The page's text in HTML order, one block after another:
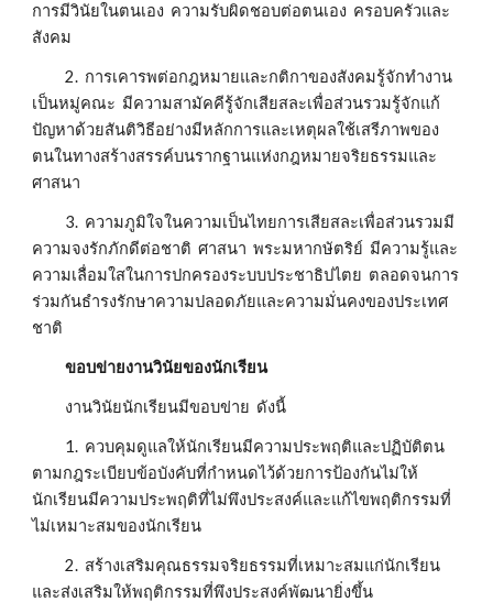
การมีวินัยในตนเอง  ความรับผิดชอบต่อตนเอง  ครอบครัวและ
สังคม
          2.  การเคารพต่อกฎหมายและกติกาของสังคมรู้จักทำงาน
เป็นหมู่คณะ  มีความสามัคคีรู้จักเสียสละเพื่อส่วนรวมรู้จักแก้
ปัญหาด้วยสันติวิธีอย่างมีหลักการและเหตุผลใช้เสรีภาพของ
ตนในทางสร้างสรรค์บนรากฐานแห่งกฎหมายจริยธรรมและ
ศาสนา
ความจงรักภักดีต่อชาติ  ศาสนา  พระมหากษัตริย์  มีความรู้และ
ความเลื่อมใสในการปกครองระบบประชาธิปไตย  ตลอดจนการ
ร่วมกันธำรงรักษาความปลอดภัยและความมั่นคงของประเทศ
ชาติ
          ขอบข่ายงานวินัยของนักเรียน
          งานวินัยนักเรียนมีขอบข่าย  ดังนี้
ตามกฎระเบียบข้อบังคับที่กำหนดไว้ด้วยการป้องกันไม่ให้
นักเรียนมีความประพฤติที่ไม่พึงประสงค์และแก้ไขพฤติกรรมที่
ไม่เหมาะสมของนักเรียน
          2.  สร้างเสริมคุณธรรมจริยธรรมที่เหมาะสมแก่นักเรียน
และส่งเสริมให้พฤติกรรมที่พึงประสงค์พัฒนายิ่งขึ้น